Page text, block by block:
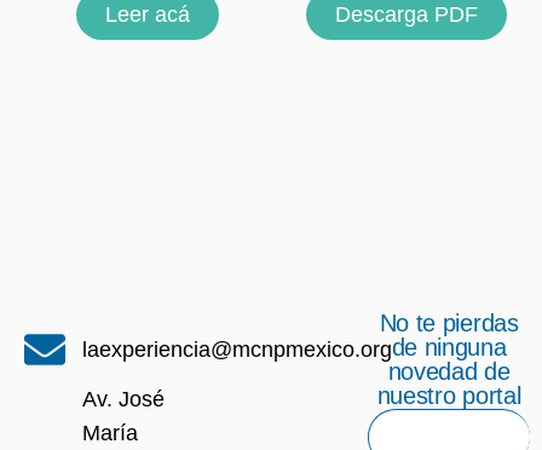
Leer acá Descarga PDF
laexperiencia@mcnpmexico.org
Av. José
María
No te pierdas
de ninguna
novedad de
nuestro portal